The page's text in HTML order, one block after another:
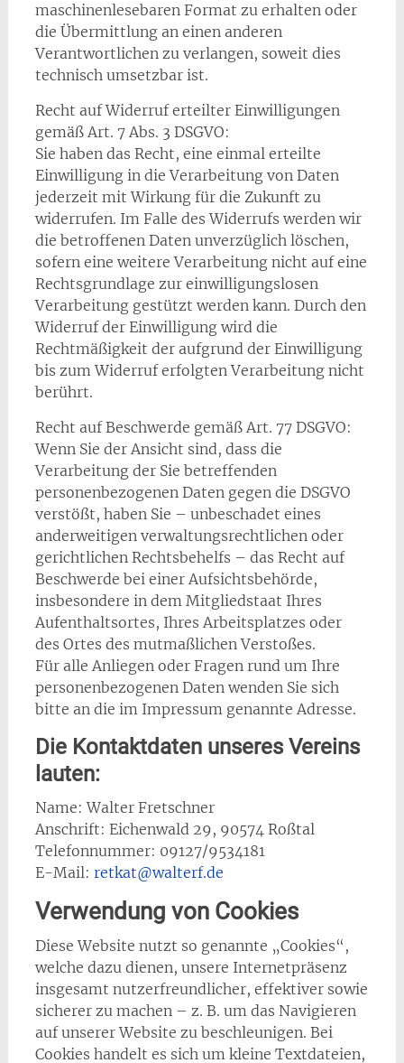
maschinenlesebaren Format zu erhalten oder
die Übermittlung an einen anderen
Verantwortlichen zu verlangen, soweit dies
technisch umsetzbar ist.
Recht auf Widerruf erteilter Einwilligungen
gemäß Art. 7 Abs. 3 DSGVO:
Sie haben das Recht, eine einmal erteilte
Einwilligung in die Verarbeitung von Daten
jederzeit mit Wirkung für die Zukunft zu
widerrufen. Im Falle des Widerrufs werden wir
die betroffenen Daten unverzüglich löschen,
sofern eine weitere Verarbeitung nicht auf eine
Rechtsgrundlage zur einwilligungslosen
Verarbeitung gestützt werden kann. Durch den
Widerruf der Einwilligung wird die
Rechtmäßigkeit der aufgrund der Einwilligung
bis zum Widerruf erfolgten Verarbeitung nicht
berührt.
Recht auf Beschwerde gemäß Art. 77 DSGVO:
Wenn Sie der Ansicht sind, dass die
Verarbeitung der Sie betreffenden
personenbezogenen Daten gegen die DSGVO
verstößt, haben Sie – unbeschadet eines
anderweitigen verwaltungsrechtlichen oder
gerichtlichen Rechtsbehelfs – das Recht auf
Beschwerde bei einer Aufsichtsbehörde,
insbesondere in dem Mitgliedstaat Ihres
Aufenthaltsortes, Ihres Arbeitsplatzes oder
des Ortes des mutmaßlichen Verstoßes.
Für alle Anliegen oder Fragen rund um Ihre
personenbezogenen Daten wenden Sie sich
bitte an die im Impressum genannte Adresse.
Die Kontaktdaten unseres Vereins
lauten:
Name: Walter Fretschner
Anschrift: Eichenwald 29, 90574 Roßtal
Telefonnummer: 09127/9534181
E-Mail: retkat@walterf.de
Verwendung von Cookies
Diese Website nutzt so genannte „Cookies“,
welche dazu dienen, unsere Internetpräsenz
insgesamt nutzerfreundlicher, effektiver sowie
sicherer zu machen – z. B. um das Navigieren
auf unserer Website zu beschleunigen. Bei
Cookies handelt es sich um kleine Textdateien,